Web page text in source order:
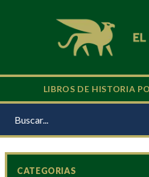
LIBROS DE HISTORIA
CATEGORIAS